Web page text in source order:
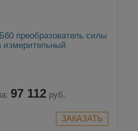
преобразователь силы
измерительный
97 112 руб.